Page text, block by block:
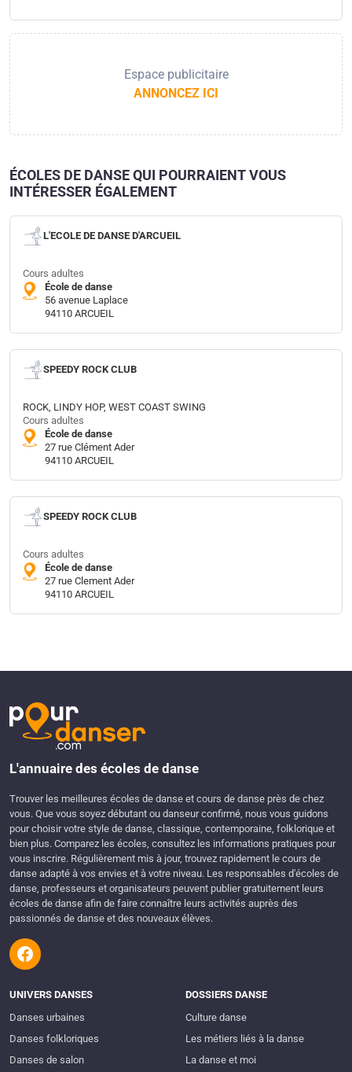
Espace publicitaire
ANNONCEZ ICI
ÉCOLES DE DANSE QUI POURRAIENT VOUS
INTÉRESSER ÉGALEMENT
L'ECOLE DE DANSE D'ARCUEIL
Cours adultes
École de danse
56 avenue Laplace
94110 ARCUEIL
SPEEDY ROCK CLUB
ROCK, LINDY HOP, WEST COAST SWING
Cours adultes
École de danse
27 rue Clément Ader
94110 ARCUEIL
SPEEDY ROCK CLUB
Cours adultes
École de danse
27 rue Clement Ader
94110 ARCUEIL
L'annuaire des écoles de danse
Trouver les meilleures écoles de danse et cours de danse près de chez
vous. Que vous soyez débutant ou danseur confirmé, nous vous guidons
pour choisir votre style de danse, classique, contemporaine, folklorique et
bien plus. Comparez les écoles, consultez les informations pratiques pour
vous inscrire. Régulièrement mis à jour, trouvez rapidement le cours de
danse adapté à vos envies et à votre niveau. Les responsables d'écoles de
danse, professeurs et organisateurs peuvent publier gratuitement leurs
écoles de danse afin de faire connaître leurs activités auprès des
passionnés de danse et des nouveaux élèves.
UNIVERS DANSES
Danses urbaines
Danses folkloriques
Danses de salon
DOSSIERS DANSE
Culture danse
Les métiers liés à la danse
La danse et moi